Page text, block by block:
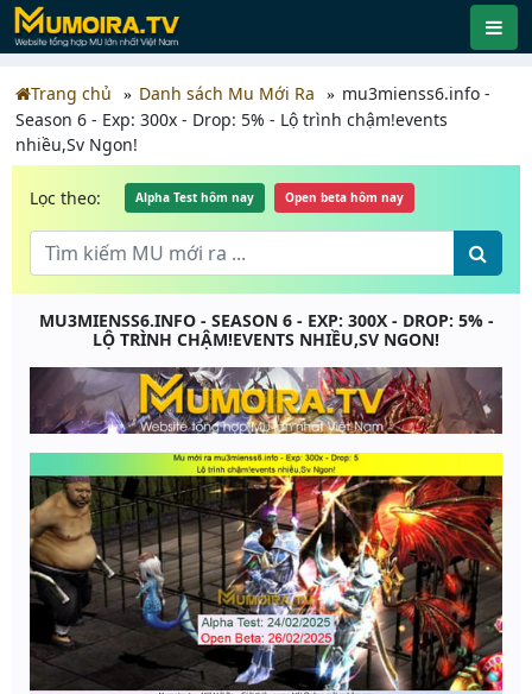
Trang chủ Danh sách Mu Mới Ra
mu3mienss6.info -
Season 6 - Exp: 300x - Drop: 5% - Lộ trình chậm!events
nhiều,Sv Ngon!
Lọc theo: Alpha Test hôm nay Open beta hôm nay
MU3MIENSS6.INFO - SEASON 6 - EXP: 300X - DROP: 5% -
LỘ TRÌNH CHẬM!EVENTS NHIỀU,SV NGON!